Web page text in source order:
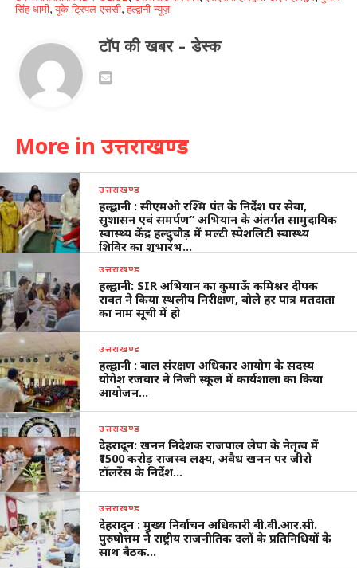
सिंह धामी,यूके ट्रिपल एससी,हल्द्वानी न्यूज़
टॉप की खबर - डेस्क
More in उत्तराखण्ड
उत्तराखण्ड
हल्द्वानी : सीएमओ रश्मि पंत के निर्देश पर सेवा,
सुशासन एवं समर्पण” अभियान के अंतर्गत सामुदायिक
स्वास्थ्य केंद्र हल्दुचौड़ में मल्टी स्पेशलिटी स्वास्थ्य
शिविर का शुभारंभ…
उत्तराखण्ड
हल्द्वानी: SIR अभियान का कुमाऊँ कमिश्नर दीपक
रावत ने किया स्थलीय निरीक्षण, बोले हर पात्र मतदाता
का नाम सूची में हो
उत्तराखण्ड
हल्द्वानी : बाल संरक्षण अधिकार आयोग के सदस्य
योगेश रजवार ने निजी स्कूल में कार्यशाला का किया
आयोजन…
उत्तराखण्ड
देहरादून: खनन निदेशक राजपाल लेघा के नेतृत्व में
₹1500 करोड़ राजस्व लक्ष्य, अवैध खनन पर जीरो
टॉलरेंस के निर्देश…
उत्तराखण्ड
देहरादून : मुख्य निर्वाचन अधिकारी बी.वी.आर.सी.
पुरुषोत्तम ने राष्ट्रीय राजनीतिक दलों के प्रतिनिधियों के
साथ बैठक…